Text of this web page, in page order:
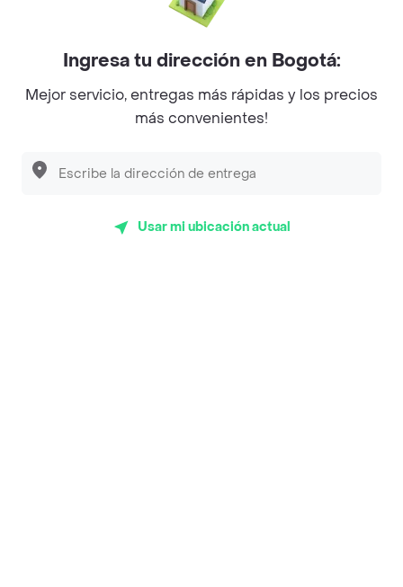
Empanaditas de Pipian - Empanadas
Desayunadero de la 42
Sopitas y Frijoladas
Ingresa tu dirección en Bogotá:
Mejor servicio, entregas más rápidas y los precios
más convenientes!
Usar mi ubicación actual